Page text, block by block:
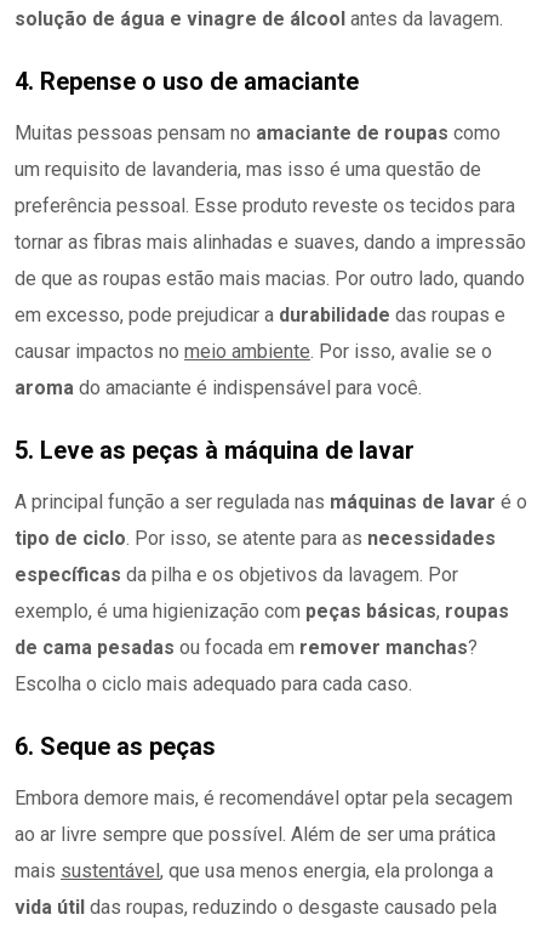
solução de água e vinagre de álcool antes da lavagem.
4. Repense o uso de amaciante
Muitas pessoas pensam no amaciante de roupas como
um requisito de lavanderia, mas isso é uma questão de
preferência pessoal. Esse produto reveste os tecidos para
tornar as fibras mais alinhadas e suaves, dando a impressão
de que as roupas estão mais macias. Por outro lado, quando
em excesso, pode prejudicar a durabilidade das roupas e
causar impactos no meio ambiente. Por isso, avalie se o
aroma do amaciante é indispensável para você.
5. Leve as peças à máquina de lavar
A principal função a ser regulada nas máquinas de lavar é o
tipo de ciclo. Por isso, se atente para as necessidades
específicas da pilha e os objetivos da lavagem. Por
exemplo, é uma higienização com peças básicas, roupas
de cama pesadas ou focada em remover manchas?
Escolha o ciclo mais adequado para cada caso.
6. Seque as peças
Embora demore mais, é recomendável optar pela secagem
ao ar livre sempre que possível. Além de ser uma prática
mais sustentável, que usa menos energia, ela prolonga a
vida útil das roupas, reduzindo o desgaste causado pela